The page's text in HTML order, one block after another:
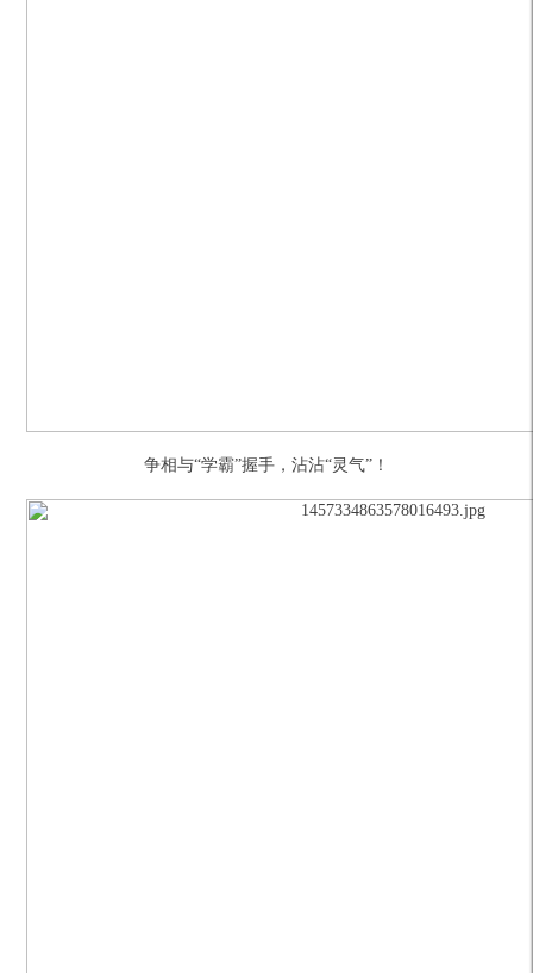
争相与“学霸”握手，沾沾“灵气”！